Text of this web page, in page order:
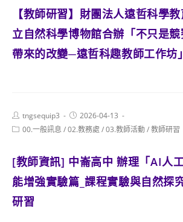
【教師研習】財團法人遠哲科學
立自然科學博物館合辦「不只是
帶來的改變─遠哲科趣教師工作坊」
Post
author:
tngsequip3
Post
published:
2026-04-13
Post00.一般訊息 /02.教務處 /03.教師活動/教師研習
[教師資訊] 中崙高中 辦理「AI人
能增強實驗篇_課程實驗與自然探
研習